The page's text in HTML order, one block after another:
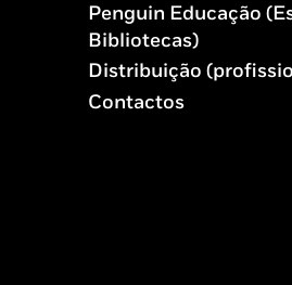
Penguin Educação
Bibliotecas)
Distribuição
Contactos